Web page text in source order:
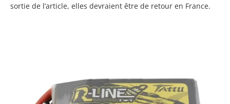
sortie de l’article, elles devraient être de retour en France.